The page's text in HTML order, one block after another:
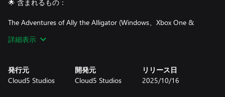
🌟 含まれるもの：
The Adventures of Ally the Alligator (Windows、Xbox One &
Ally the Alligator in Space Trouble (Windows、Xbox One & Xbox
進行状況の保存と実績の統合システム
全年齢対象、アクセスしやすくもチャレンジングなゲームプレ
詳細表示
発行元
Cloud5 Studios
開発元
Cloud5 Studios
リリース日
2025/10/16